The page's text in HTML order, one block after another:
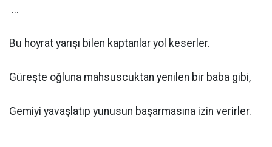
...
Bu hoyrat yarışı bilen kaptanlar yol keserler.
Güreşte oğluna mahsuscuktan yenilen bir baba gibi,
Gemiyi yavaşlatıp yunusun başarmasına izin verirler.